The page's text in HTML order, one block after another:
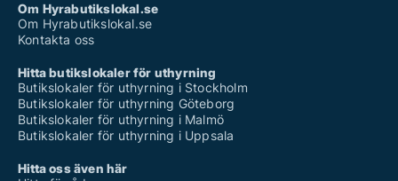
Om Hyrabutikslokal.se
Om Hyrabutikslokal.se
Kontakta oss
Hitta butikslokaler för uthyrning
Butikslokaler för uthyrning i Stockholm
Butikslokaler för uthyrning Göteborg
Butikslokaler för uthyrning i Malmö
Butikslokaler för uthyrning i Uppsala
Hitta oss även här